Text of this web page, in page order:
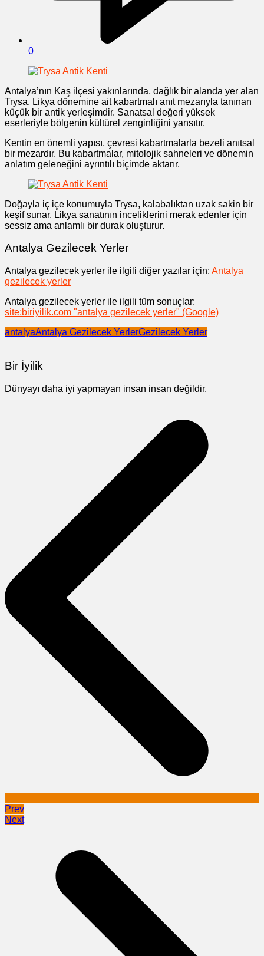
0
Antalya’nın Kaş ilçesi yakınlarında, dağlık bir alanda yer alan
Trysa, Likya dönemine ait kabartmalı anıt mezarıyla tanınan
küçük bir antik yerleşimdir. Sanatsal değeri yüksek
eserleriyle bölgenin kültürel zenginliğini yansıtır.
Kentin en önemli yapısı, çevresi kabartmalarla bezeli anıtsal
bir mezardır. Bu kabartmalar, mitolojik sahneleri ve dönemin
anlatım geleneğini ayrıntılı biçimde aktarır.
Doğayla iç içe konumuyla Trysa, kalabalıktan uzak sakin bir
keşif sunar. Likya sanatının inceliklerini merak edenler için
sessiz ama anlamlı bir durak oluşturur.
Antalya Gezilecek Yerler
Antalya gezilecek yerler ile ilgili diğer yazılar için: Antalya
gezilecek yerler
Antalya gezilecek yerler ile ilgili tüm sonuçlar:
site:biriyilik.com "antalya gezilecek yerler" (Google)
antalyaAntalya Gezilecek YerlerGezilecek Yerler
Bir İyilik
Dünyayı daha iyi yapmayan insan insan değildir.
Prev
Next